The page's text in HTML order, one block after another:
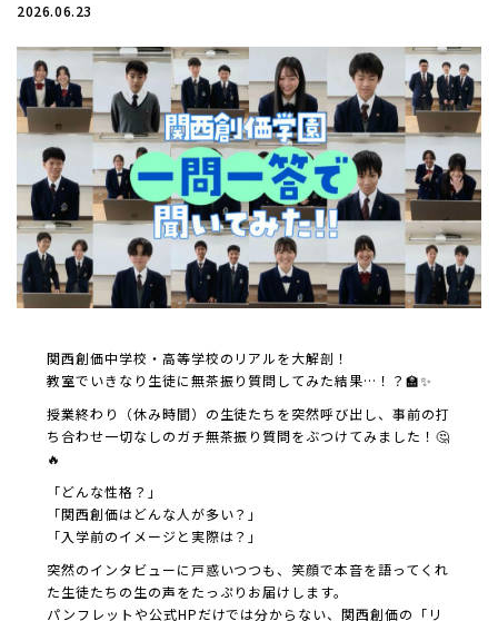
2026.06.23
関西創価中学校・高等学校のリアルを大解剖！
教室でいきなり生徒に無茶振り質問してみた結果…！？🏫✨
授業終わり（休み時間）の生徒たちを突然呼び出し、事前の打
ち合わせ一切なしのガチ無茶振り質問をぶつけてみました！🤔
🔥
「どんな性格？」
「関西創価はどんな人が多い？」
「入学前のイメージと実際は？」
突然のインタビューに戸惑いつつも、笑顔で本音を語ってくれ
た生徒たちの生の声をたっぷりお届けします。
パンフレットや公式HPだけでは分からない、関西創価の「リ